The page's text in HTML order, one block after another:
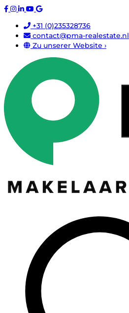
+31 (0)235328736
contact@pma-realestate.nl
Zu unserer Website ›